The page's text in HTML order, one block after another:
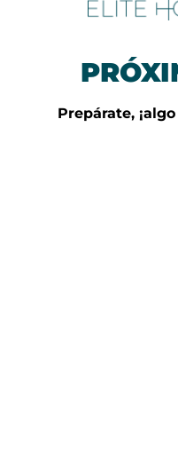
Prepárate,